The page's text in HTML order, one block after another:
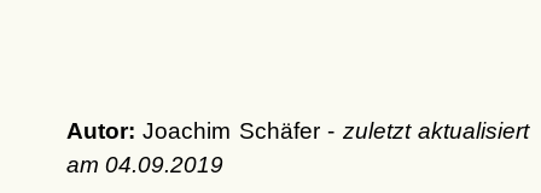
Autor: Joachim Schäfer - zuletzt aktualisiert
am 04.09.2019